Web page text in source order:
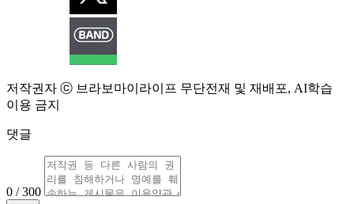
저작권자 ⓒ 브라보마이라이프 무단전재 및 재배포, AI학습
이용 금지
댓글
0 / 300